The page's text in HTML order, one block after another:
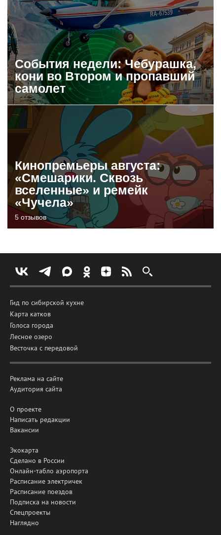
События недели: Чебурашка,
кони во Втором и пропавший
самолет
Кинопремьеры августа:
«Смешарики. Сквозь
вселенные» и ремейк
«Чучела»
5 отзывов
Гид по сибирской кухне
Карта катков
Голоса города
Лесное озеро
Весточка с передовой
Реклама на сайте
Аудитория сайта
О проекте
Написать редакции
Вакансии
Экокарта
Сделано в России
Онлайн-табло аэропорта
Расписание электричек
Расписание поездов
Подписка на новости
Спецпроекты
Наглядно